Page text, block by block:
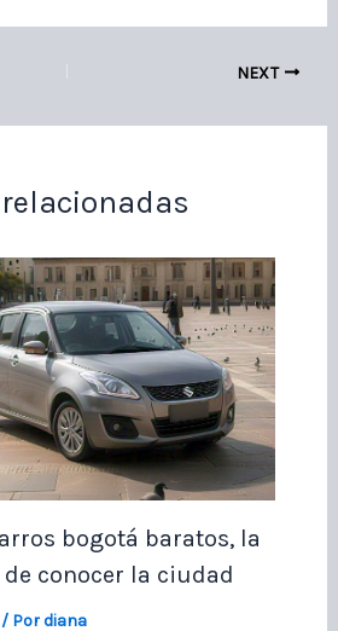
NEXT
bogotá baratos, la
conocer la ciudad
Pordiana